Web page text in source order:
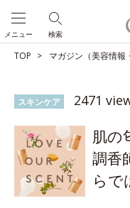
検索
メニュー
TOP マガジン（美容情報
スキンケア 2471
肌の
調香
らで